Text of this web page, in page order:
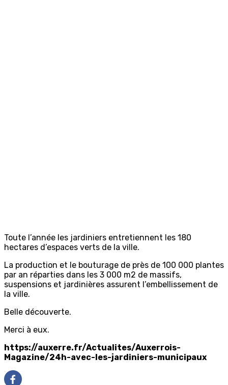
Toute l’année les jardiniers entretiennent les 180
hectares d’espaces verts de la ville.
La production et le bouturage de près de 100 000 plantes
par an réparties dans les 3 000 m2 de massifs,
suspensions et jardinières assurent l’embellissement de
la ville.
Belle découverte.
Merci à eux.
https://auxerre.fr/Actualites/Auxerrois-
Magazine/24h-avec-les-jardiniers-municipaux